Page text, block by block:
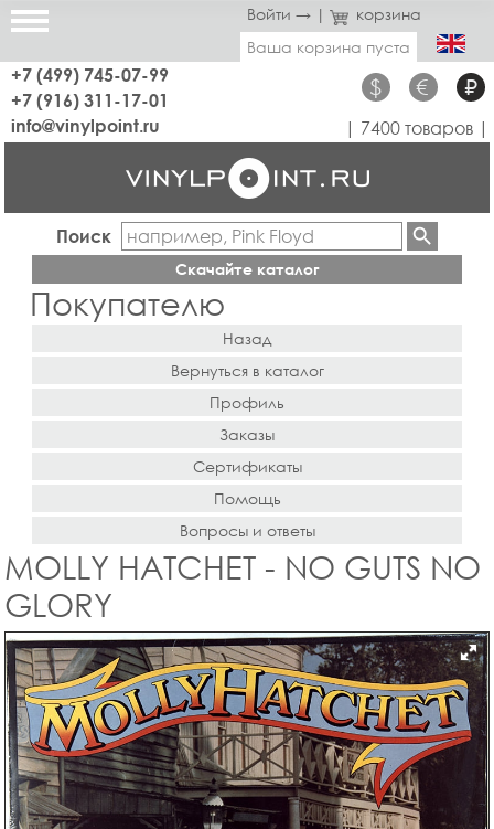
Войти → |
корзина
Ваша корзина пуста
+7 (499) 745-07-99
+7 (916) 311-17-01
$ € ₽
info@vinylpoint.ru | 7400 товаров |
Поиск
Скачайте каталог
Покупателю
Назад
Вернуться в каталог
Профиль
Заказы
Сертификаты
Помощь
Вопросы и ответы
MOLLY HATCHET - NO GUTS NO
GLORY